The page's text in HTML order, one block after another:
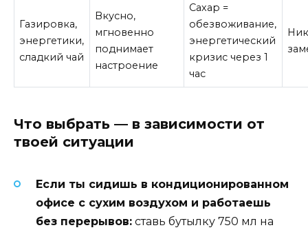
Газировка,
энергетики,
сладкий чай
Вкусно,
мгновенно
поднимает
настроение
Сахар =
обезвоживание,
энергетический
кризис через 1
час
Что выбрать — в зависимости от
твоей ситуации
Если ты сидишь в кондиционированном
офисе с сухим воздухом и работаешь
без перерывов: ставь бутылку 750 мл на